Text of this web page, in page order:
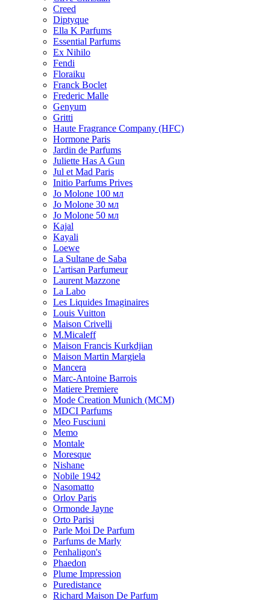
Creed
Diptyque
Ella K Parfums
Essential Parfums
Ex Nihilo
Fendi
Floraiku
Franck Boclet
Frederic Malle
Genyum
Gritti
Haute Fragrance Company (HFC)
Hormone Paris
Jardin de Parfums
Juliette Has A Gun
Jul et Mad Paris
Initio Parfums Prives
Jo Molone 100 мл
Jo Molone 30 мл
Jo Molone 50 мл
Kajal
Kayali
Loewe
La Sultane de Saba
L'artisan Parfumeur
Laurent Mazzone
La Labo
Les Liquides Imaginaires
Louis Vuitton
Maison Crivelli
M.Micaleff
Maison Francis Kurkdjian
Maison Martin Margiela
Mancera
Marc-Antoine Barrois
Matiere Premiere
Mode Creation Munich (MCM)
MDCI Parfums
Meo Fusciuni
Memo
Montale
Moresque
Nishane
Nobile 1942
Nasomatto
Orlov Paris
Ormonde Jayne
Orto Parisi
Parle Moi De Parfum
Parfums de Marly
Penhaligon's
Phaedon
Plume Impression
Puredistance
Richard Maison De Parfum